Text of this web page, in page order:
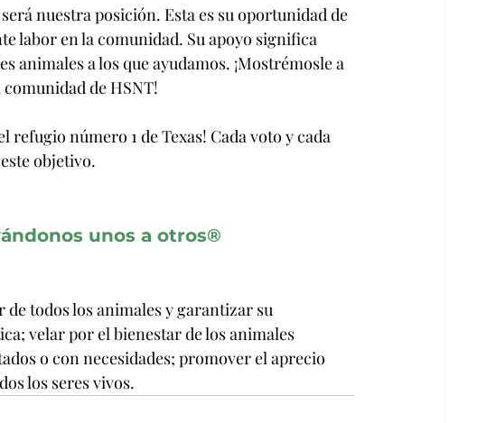
nuestra posición. Esta es su oportunidad de
labor en la comunidad. Su apoyo significa
animales a los que ayudamos. ¡Mostrémosle a
de HSNT!
refugio número 1de Texas! Cada voto y cada
objetivo.
unos a otros®
todos los animales y garantizar su
velar por el bienestar de los animales
o con necesidades; promover el aprecio
los seres vivos.